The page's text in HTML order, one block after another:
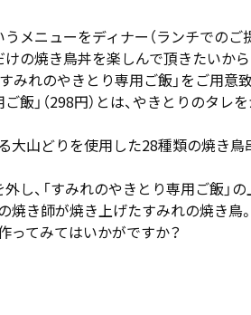
メニューをディナー（ランチでのご
の焼き鳥丼を楽しんで頂きたいから
みれのやきとり専用ご飯」をご用意
ご飯」（298円）とは、やきとりの
大山どりを使用した28種類の焼き
し、「すみれのやきとり専用ご飯」
焼き師が焼き上げたすみれの焼き鳥。
ってみてはいかがですか？